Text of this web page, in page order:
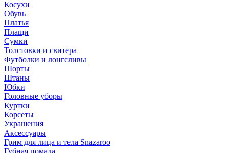
Косухи
Обувь
Платья
Плащи
Сумки
Толстовки и свитера
Футболки и лонгсливы
Шорты
Штаны
Юбки
Головные уборы
Куртки
Корсеты
Украшения
Аксессуары
Грим для лица и тела Snazaroo
Губная помада